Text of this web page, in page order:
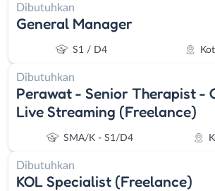
Dibutuhkan
General Manager
S1 / D4
Dibutuhkan
Perawat - Senior Therapist -
Live Streaming (Freelance)
SMA/K - S1/D4
Dibutuhkan
KOL Specialist (Freelance)